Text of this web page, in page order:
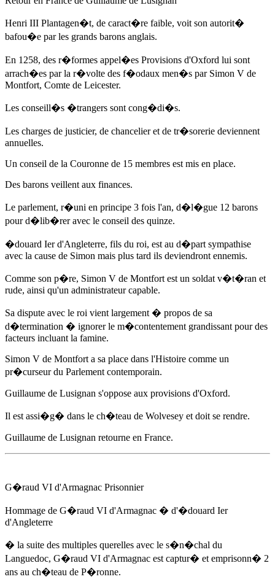
Henri III Plantagen�t, de caract�re faible, voit son autorit�
bafou�e par les grands barons anglais.
En 1258, des r�formes appel�es Provisions d'Oxford lui sont
arrach�es par la r�volte des f�odaux men�s par Simon V de
Montfort, Comte de Leicester.
Les conseill�s �trangers sont cong�di�s.
Les charges de justicier, de chancelier et de tr�sorerie deviennent
annuelles.
Un conseil de la Couronne de 15 membres est mis en place.
Des barons veillent aux finances.
Le parlement, r�uni en principe 3 fois l'an, d�l�gue 12 barons
pour d�lib�rer avec le conseil des quinze.
�douard Ier d'Angleterre, fils du roi, est au d�part sympathise
avec la cause de Simon mais plus tard ils deviendront ennemis.
Comme son p�re, Simon V de Montfort est un soldat v�t�ran et
rude, ainsi qu'un administrateur capable.
Sa dispute avec le roi vient largement � propos de sa
d�termination � ignorer le m�contentement grandissant pour des
facteurs incluant la famine.
Simon V de Montfort a sa place dans l'Histoire comme un
pr�curseur du Parlement contemporain.
Guillaume de Lusignan s'oppose aux provisions d'Oxford.
Il est assi�g� dans le ch�teau de Wolvesey et doit se rendre.
Guillaume de Lusignan retourne en France.
G�raud VI d'Armagnac Prisonnier
Hommage de G�raud VI d'Armagnac � d'�douard Ier
d'Angleterre
� la suite des multiples querelles avec le s�n�chal du
Languedoc, G�raud VI d'Armagnac est captur� et emprisonn� 2
ans au ch�teau de P�ronne.